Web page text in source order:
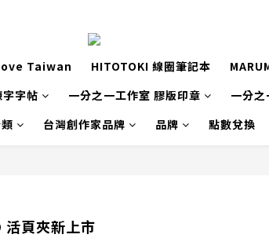
Taiwan HITOTOKI 線圈筆記本
字帖 一分之一工作室 膠版印章 一分
台灣創作家品牌 品牌 點數兌換
頁夾新上市